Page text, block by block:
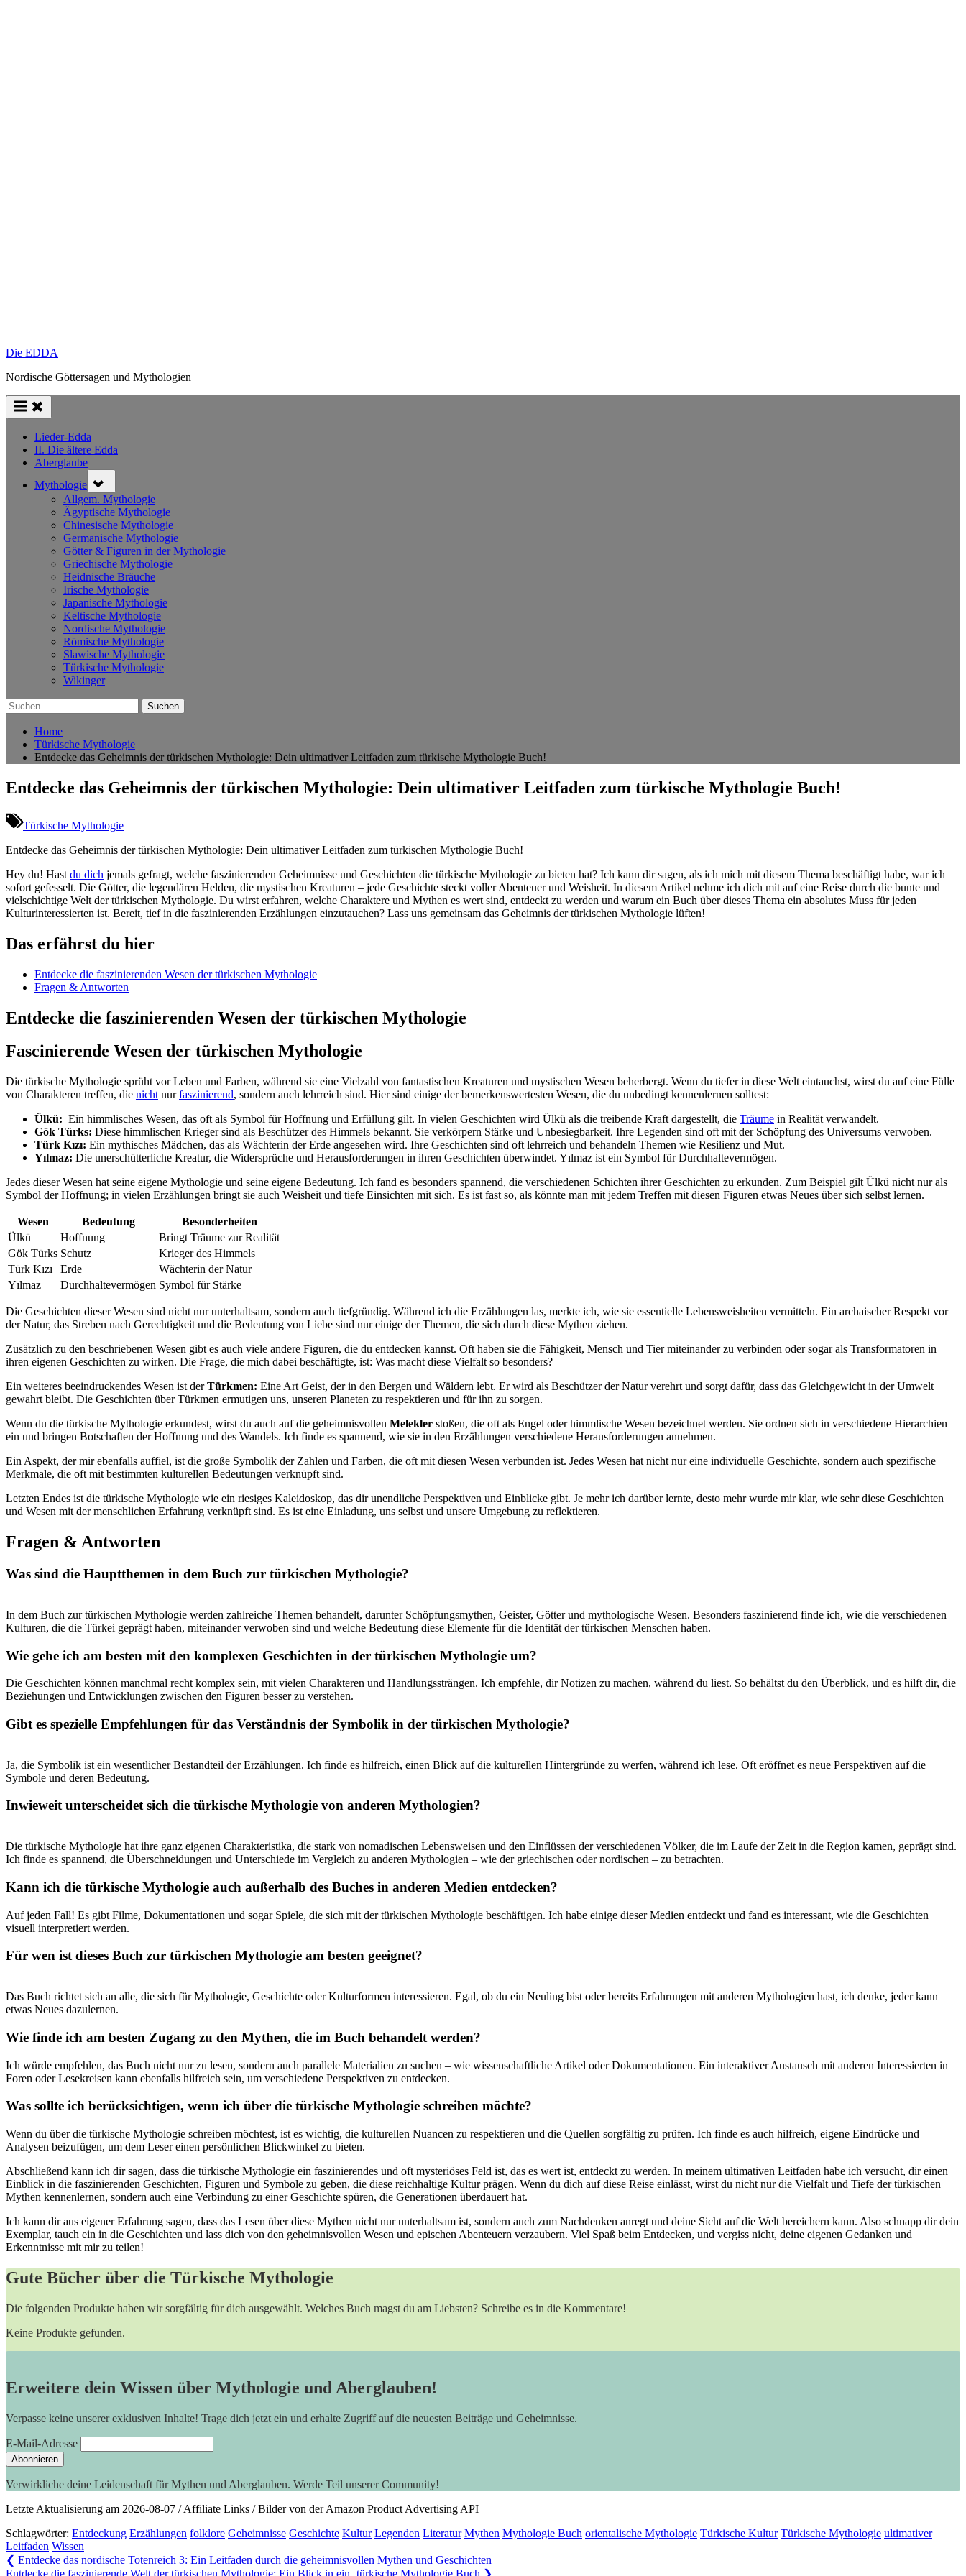
Die EDDA
Nordische Göttersagen und Mythologien
Lieder-Edda
II. Die ältere Edda
Aberglaube
Mythologie sub-
menu
Allgem. Mythologie
Ägyptische Mythologie
Chinesische Mythologie
Germanische Mythologie
Götter & Figuren in der Mythologie
Griechische Mythologie
Heidnische Bräuche
Irische Mythologie
Japanische Mythologie
Keltische Mythologie
Nordische Mythologie
Römische Mythologie
Slawische Mythologie
Türkische Mythologie
Wikinger
Suchen
nach:
Home
Türkische Mythologie
Entdecke das Geheimnis der türkischen Mythologie: Dein ultimativer Leitfaden zum türkische Mythologie Buch!
Entdecke das Geheimnis der türkischen Mythologie: Dein ultimativer Leitfaden zum türkische Mythologie Buch!
Türkische Mythologie
Entdecke das Geheimnis der ⁢türkischen Mythologie: Dein​ ultimativer Leitfaden zum türkischen⁤ Mythologie Buch!
Hey du! Hast du dich jemals gefragt, welche ‍faszinierenden‌ Geheimnisse ‍und Geschichten die türkische‍ Mythologie zu bieten hat? Ich kann dir sagen, als ich mich‌ mit diesem Thema beschäftigt habe, war ich
sofort gefesselt. Die‌ Götter, die‌ legendären⁢ Helden,⁤ die mystischen ​Kreaturen – jede Geschichte ⁤steckt voller Abenteuer und Weisheit. In ‍diesem⁤ Artikel​ nehme ich dich mit auf eine Reise durch die ⁤bunte und
‌vielschichtige Welt der türkischen Mythologie. Du wirst erfahren, welche Charaktere und Mythen es ‌wert sind, entdeckt zu werden⁤ und warum ein Buch über dieses Thema ein absolutes Muss für ⁢jeden
Kulturinteressierten ist. Bereit, tief in die ​faszinierenden Erzählungen einzutauchen? Lass uns gemeinsam das Geheimnis⁣ der türkischen⁤ Mythologie lüften!
Das ​erfährst du hier
Entdecke​ die faszinierenden Wesen der ‍türkischen Mythologie
Fragen & Antworten
Entdecke die faszinierenden Wesen​ der türkischen‍ Mythologie
Fascinierende Wesen der türkischen⁤ Mythologie
Die türkische Mythologie sprüht vor Leben und‍ Farben, während sie eine Vielzahl von fantastischen Kreaturen und ⁢mystischen Wesen beherbergt. Wenn ‍du⁤ tiefer in diese ‍Welt eintauchst, wirst du auf eine Fülle⁢
von Charakteren treffen, die ‍ nicht nurfaszinierend, sondern auch⁤ lehrreich sind. Hier sind einige der ⁤bemerkenswertesten Wesen, die⁤ du unbedingt kennenlernen solltest:
Ülkü: ⁣ Ein ⁤himmlisches Wesen, das oft als‍ Symbol für Hoffnung⁤ und Erfüllung gilt. ⁣In vielen Geschichten wird Ülkü als die treibende⁢ Kraft dargestellt, die Träume in Realität verwandelt.
Gök Türks: Diese himmlischen ⁤Krieger sind als Beschützer⁣ des​ Himmels‌ bekannt. Sie verkörpern Stärke und Unbesiegbarkeit. Ihre Legenden sind⁢ oft mit der Schöpfung des ⁣Universums⁢ verwoben.
Türk Kızı: Ein mythisches Mädchen,⁢ das als Wächterin der Erde angesehen wird. Ihre Geschichten sind oft lehrreich und behandeln Themen ​wie Resilienz ​und Mut.
Yılmaz: ‍Die unerschütterliche‌ Kreatur, die Widersprüche‌ und Herausforderungen in‌ ihren Geschichten ​überwindet. ‍Yılmaz ist ein Symbol für Durchhaltevermögen.
Jedes​ dieser Wesen hat seine eigene Mythologie und seine eigene Bedeutung. Ich fand es⁣ besonders⁤ spannend, die verschiedenen​ Schichten ‍ihrer ‍Geschichten ⁤zu erkunden. Zum Beispiel gilt ‍Ülkü nicht‌ nur als
‍Symbol⁣ der Hoffnung;​ in vielen Erzählungen bringt ‌sie auch Weisheit ‍und tiefe Einsichten mit‍ sich. Es ‌ist fast​ so,​ als könnte man⁤ mit jedem Treffen mit diesen Figuren etwas Neues über sich selbst lernen.
Wesen Bedeutung
Besonderheiten
Ülkü
Hoffnung
Bringt⁤ Träume zur ‌Realität
Gök Türks Schutz
Krieger des Himmels
Türk ⁣Kızı
Erde
Wächterin der⁤ Natur
Yılmaz
Durchhaltevermögen Symbol für Stärke
Die Geschichten dieser Wesen sind nicht nur ​unterhaltsam, sondern auch⁢ tiefgründig.‍ Während ich die⁢ Erzählungen las, ​merkte ich, wie sie essentielle Lebensweisheiten‍ vermitteln. Ein‍ archaischer‍ Respekt vor
der Natur, das ⁤Streben nach Gerechtigkeit und die Bedeutung von ​Liebe ​sind ⁤nur​ einige der Themen, die sich durch diese Mythen ziehen.
Zusätzlich ​zu den beschriebenen ​Wesen gibt es⁤ auch viele andere⁤ Figuren, die ‌du⁤ entdecken kannst. Oft haben sie die Fähigkeit,‍ Mensch ⁢und Tier miteinander ⁣zu verbinden ‌oder ⁢sogar ​als Transformatoren in
ihren eigenen Geschichten​ zu ‍wirken. Die Frage,‌ die mich dabei beschäftigte, ⁢ist: Was macht diese Vielfalt so besonders?
Ein weiteres beeindruckendes ⁢Wesen‍ ist derTürkmen: Eine ‍Art Geist, ​der in ​den Bergen und Wäldern‍ lebt. Er wird als‌ Beschützer der Natur verehrt ‌und sorgt⁢ dafür, dass das Gleichgewicht in der Umwelt
gewahrt bleibt. Die Geschichten über⁢ Türkmen ermutigen uns,‌ unseren Planeten zu respektieren und für ihn ‍zu ‍sorgen.
Wenn du‌ die türkische Mythologie erkundest, ​wirst du auch auf die geheimnisvollen Melekler stoßen, die oft als Engel oder himmlische Wesen bezeichnet werden. Sie ordnen⁤ sich in verschiedene Hierarchien
ein⁣ und bringen Botschaften⁣ der Hoffnung und ​des Wandels. ⁢Ich⁣ finde es spannend, wie sie in den‍ Erzählungen verschiedene ⁢Herausforderungen annehmen.
Ein‍ Aspekt, der mir ebenfalls ⁣auffiel, ist die​ große Symbolik der ⁢Zahlen und Farben, die oft mit‍ diesen Wesen ⁢verbunden ist. Jedes Wesen hat nicht​ nur​ eine individuelle‍ Geschichte, sondern ⁣auch spezifische
Merkmale, die‍ oft‌ mit ⁤bestimmten kulturellen Bedeutungen verknüpft sind.
Letzten Endes ist die türkische Mythologie wie ein riesiges Kaleidoskop, das dir unendliche Perspektiven und Einblicke gibt. Je mehr ich darüber⁣ lernte, desto mehr wurde mir klar, wie sehr diese ⁤Geschichten
und Wesen​ mit der menschlichen Erfahrung verknüpft ⁢sind.⁢ Es ist​ eine Einladung, ⁢uns selbst und unsere Umgebung⁢ zu reflektieren.
Fragen &⁢ Antworten
Was sind die Hauptthemen in dem Buch zur türkischen Mythologie?
In​ dem⁣ Buch ‌zur ‌türkischen⁣ Mythologie werden zahlreiche Themen behandelt, ​darunter Schöpfungsmythen, Geister, Götter und ‍mythologische Wesen. Besonders faszinierend finde ich, wie die verschiedenen
Kulturen, die die Türkei geprägt haben, miteinander verwoben ‍sind und welche​ Bedeutung diese Elemente für​ die ⁣Identität ‌der türkischen ‍Menschen ⁣haben.
Wie⁣ gehe ich am besten mit den komplexen Geschichten in der türkischen Mythologie ​um?
Die Geschichten können ⁢manchmal recht komplex sein, ​mit ⁤vielen Charakteren und Handlungssträngen. Ich empfehle, dir Notizen zu machen, während du liest. ‍So ⁢behältst du den Überblick, und es hilft dir, die
Beziehungen und​ Entwicklungen ​zwischen den ‍Figuren‌ besser zu ‍verstehen.
Gibt ⁢es‌ spezielle Empfehlungen für das Verständnis ⁣der Symbolik in⁣ der türkischen Mythologie?
Ja, die Symbolik ist ‍ein wesentlicher Bestandteil der Erzählungen. Ich finde es hilfreich, einen Blick ‍auf die kulturellen Hintergründe zu werfen, während ich⁣ lese. ⁣Oft eröffnet es neue Perspektiven auf die
Symbole und⁣ deren Bedeutung.
Inwieweit⁢ unterscheidet sich ⁤die ​türkische Mythologie von anderen Mythologien?
Die türkische Mythologie hat ihre ganz eigenen Charakteristika,‌ die⁣ stark von nomadischen Lebensweisen und den Einflüssen der ⁢verschiedenen Völker, die ‍im Laufe der⁤ Zeit in die Region‌ kamen, geprägt⁢ sind.
Ich finde es spannend, die Überschneidungen und ⁢Unterschiede im Vergleich‌ zu ​anderen ‍Mythologien – wie der griechischen ‌oder nordischen ​– zu betrachten.
Kann ich die türkische Mythologie auch⁣ außerhalb⁤ des ⁢Buches ⁣in anderen Medien entdecken?
Auf jeden⁣ Fall! Es gibt Filme, ⁣Dokumentationen und sogar Spiele, ⁤die sich mit der türkischen Mythologie beschäftigen. Ich​ habe ‍einige dieser‍ Medien entdeckt und ⁤fand es ​interessant, wie die Geschichten
visuell interpretiert werden.
Für wen ist dieses Buch zur türkischen Mythologie am​ besten geeignet?
Das Buch richtet sich an alle, die sich für Mythologie, ​Geschichte oder Kulturformen interessieren.⁣ Egal, ob du ein Neuling bist oder bereits Erfahrungen ⁢mit anderen ⁤Mythologien hast,⁤ ich denke, jeder kann
etwas Neues dazulernen.
Wie finde ich am besten ‍Zugang‌ zu den Mythen, die im ⁣Buch behandelt werden?
Ich ⁣würde ⁢empfehlen, das Buch nicht‍ nur zu lesen, sondern auch parallele Materialien zu ⁤suchen – wie wissenschaftliche ‍Artikel oder Dokumentationen. Ein ‍interaktiver Austausch​ mit anderen Interessierten‌ in
Foren oder Lesekreisen kann ebenfalls⁢ hilfreich ​sein, um verschiedene Perspektiven ⁣zu entdecken.
Was sollte ich berücksichtigen, wenn ich über die türkische Mythologie schreiben möchte?
Wenn du über die türkische Mythologie schreiben ‌möchtest, ist es wichtig, die kulturellen Nuancen zu respektieren und die Quellen sorgfältig zu prüfen. Ich finde ​es auch⁤ hilfreich, eigene ⁢Eindrücke ⁣und
Analysen beizufügen, um dem Leser einen persönlichen Blickwinkel zu bieten.
Abschließend kann ich dir​ sagen, dass die türkische ‍Mythologie ein faszinierendes und oft​ mysteriöses Feld ist, das es wert ist, entdeckt zu⁣ werden. In meinem ⁢ultimativen Leitfaden habe ⁢ich versucht, dir einen
Einblick ​in die faszinierenden‌ Geschichten, ‌Figuren und Symbole⁣ zu geben, die diese reichhaltige Kultur prägen. Wenn du dich ​auf⁣ diese Reise einlässt, wirst du⁤ nicht nur die⁢ Vielfalt und Tiefe der ⁣türkischen
Mythen kennenlernen, sondern auch eine Verbindung ⁣zu einer Geschichte spüren,⁢ die Generationen überdauert hat.
Ich ​kann dir ⁤aus eigener Erfahrung sagen, dass das Lesen über ​diese Mythen nicht nur unterhaltsam ist, sondern auch zum Nachdenken anregt ‍und deine Sicht auf die Welt bereichern kann.‌ Also schnapp dir dein
Exemplar, tauch ein⁣ in ‍die⁤ Geschichten und lass​ dich von‌ den geheimnisvollen Wesen und epischen Abenteuern verzaubern.⁣ Viel Spaß‍ beim Entdecken, und ⁣vergiss nicht, deine eigenen Gedanken und​
Erkenntnisse mit​ mir zu⁤ teilen!
Gute Bücher über die Türkische Mythologie
Die folgenden Produkte haben wir sorgfältig für dich ausgewählt. Welches Buch magst du am Liebsten? Schreibe es in die Kommentare!
Keine Produkte gefunden.
Erweitere dein Wissen über Mythologie und Aberglauben!
Verpasse keine unserer exklusiven Inhalte! Trage dich jetzt ein und erhalte Zugriff auf die neuesten Beiträge und Geheimnisse.
E-Mail-Adresse
Verwirkliche deine Leidenschaft für Mythen und Aberglauben. Werde Teil unserer Community!
Letzte Aktualisierung am 2026-08-07 / Affiliate Links / Bilder von der Amazon Product Advertising API
Schlagwörter: Entdeckung Erzählungen folklore Geheimnisse Geschichte Kultur Legenden Literatur Mythen Mythologie Buch orientalische Mythologie Türkische Kultur Türkische Mythologie ultimativer
Leitfaden Wissen
Beitragsnavigation
❮ Previous
Post:
Entdecke das nordische Totenreich 3: Ein Leitfaden durch die geheimnisvollen Mythen und Geschichten
Next
Entdecke die faszinierende Welt der türkischen Mythologie: Ein Blick in ein ‚türkische Mythologie Buch ❯